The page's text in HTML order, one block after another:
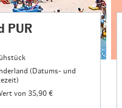
PUR
(Datums- und
von 35,90 €